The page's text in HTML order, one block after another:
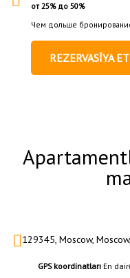
от 25% до 50%
Чем дольше
REZERVASİYA ET
129345, Moscow,
GPS koordinatları En